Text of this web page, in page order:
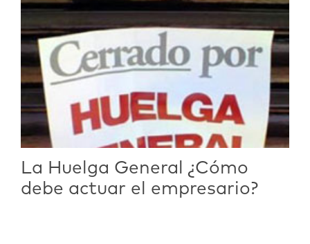
La Huelga General ¿Cómo
debe actuar el empresario?